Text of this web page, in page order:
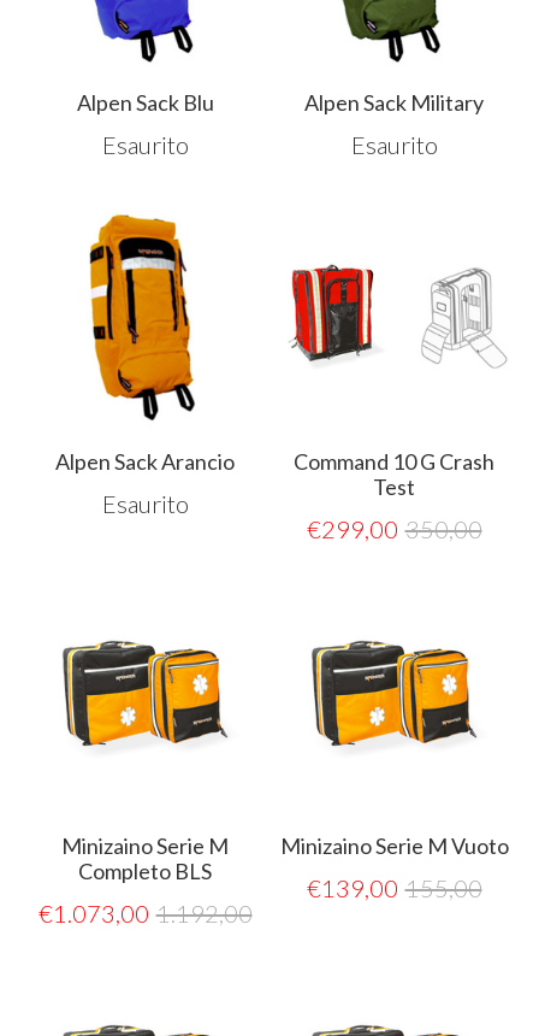
Alpen Sack Blu
Esaurito
Alpen Sack Military
Esaurito
Alpen Sack Arancio
Esaurito
Command 10 G Crash
Test
€299,00 350,00
Minizaino Serie M
Completo BLS
€1.073,00 1.192,00
Minizaino Serie M Vuoto
€139,00 155,00